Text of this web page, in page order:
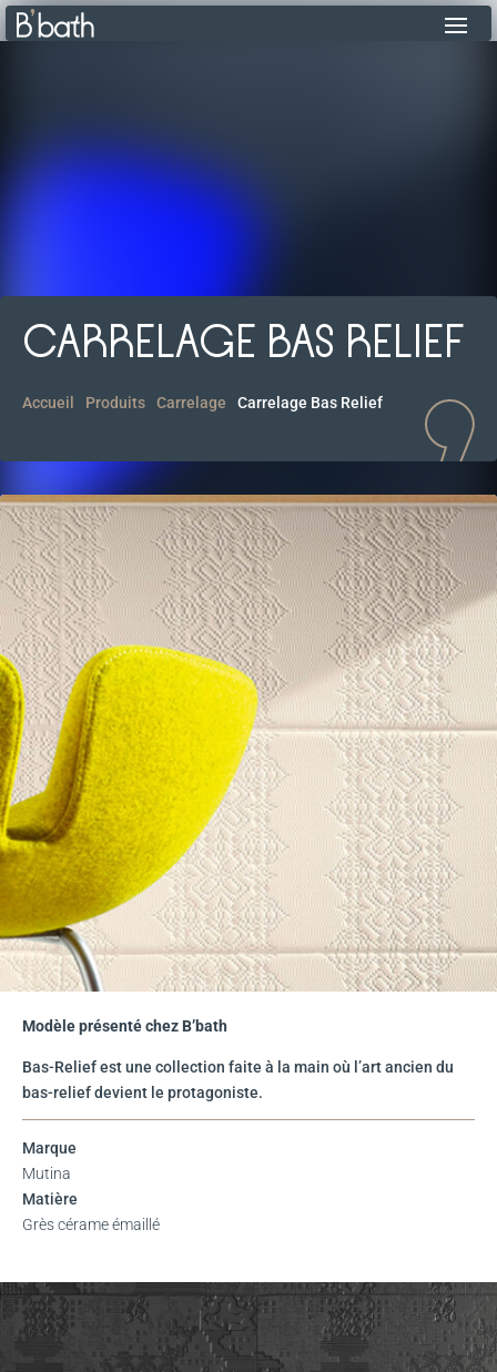
CARRELAGE BAS RELIEF
Accueil Produits Carrelage Carrelage Bas Relief
Modèle présenté chez B’bath
Bas-Relief est une collection faite à la main où l’art ancien du
bas-relief devient le protagoniste.
Marque
Mutina
Matière
Grès cérame émaillé